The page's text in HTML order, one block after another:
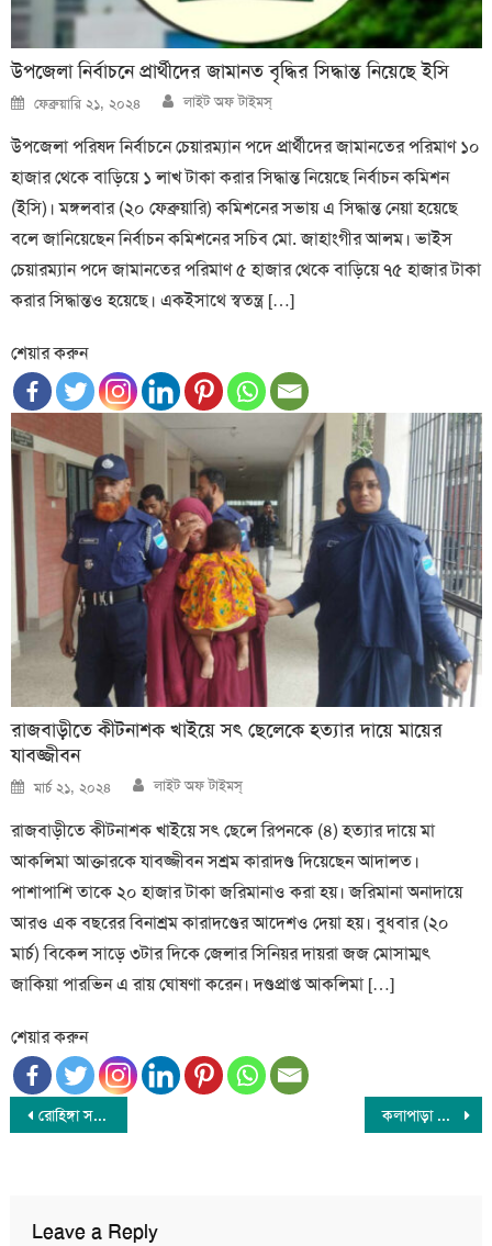
উপজেলা নির্বাচনে প্রার্থীদের জামানত বৃদ্ধির সিদ্ধান্ত নিয়েছে ইসি
Posted
on
ফেব্রুয়ারি ২১, ২০২৪ Author
লাইট অফ টাইমস্
উপজেলা পরিষদ নির্বাচনে চেয়ারম্যান পদে প্রার্থীদের জামানতের পরিমাণ ১০
হাজার থেকে বাড়িয়ে ১ লাখ টাকা করার সিদ্ধান্ত নিয়েছে নির্বাচন কমিশন
(ইসি)। মঙ্গলবার (২০ ফেব্রুয়ারি) কমিশনের সভায় এ সিদ্ধান্ত নেয়া হয়েছে
বলে জানিয়েছেন নির্বাচন কমিশনের সচিব মো. জাহাংগীর আলম। ভাইস
চেয়ারম্যান পদে জামানতের পরিমাণ ৫ হাজার থেকে বাড়িয়ে ৭৫ হাজার টাকা
করার সিদ্ধান্তও হয়েছে। একইসাথে স্বতন্ত্র […]
শেয়ার করুন
রাজবাড়ীতে কীটনাশক খাইয়ে সৎ ছেলেকে হত্যার দায়ে মায়ের
যাবজ্জীবন
Posted
on
মার্চ ২১, ২০২৪ Author
লাইট অফ টাইমস্
রাজবাড়ীতে কীটনাশক খাইয়ে সৎ ছেলে রিপনকে (৪) হত্যার দায়ে মা
আকলিমা আক্তারকে যাবজ্জীবন সশ্রম কারাদণ্ড দিয়েছেন আদালত।
পাশাপাশি তাকে ২০ হাজার টাকা জরিমানাও করা হয়। জরিমানা অনাদায়ে
আরও এক বছরের বিনাশ্রম কারাদণ্ডের আদেশও দেয়া হয়। বুধবার (২০
মার্চ) বিকেল সাড়ে ৩টার দিকে জেলার সিনিয়র দায়রা জজ মোসাম্মৎ
জাকিয়া পারভিন এ রায় ঘোষণা করেন। দণ্ডপ্রাপ্ত আকলিমা […]
শেয়ার করুন
Post
রোহিঙ্গা সঙ্কট মোকাবিলায় ৬৮ মিলিয়ন ইউরো সহায়তা দেবে ইইউ কলাপাড়া উপজেলা আ’লীগের দপ্তর সম্পাদক ইউসুফ আলী গ্রেফতার
Leave a Reply